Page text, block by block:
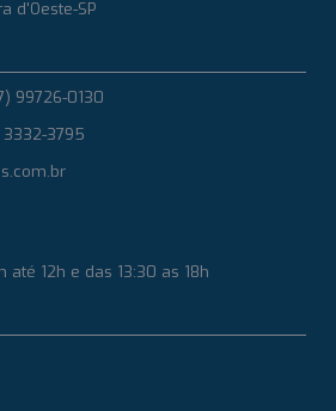
d'Oeste-SP
99726-0130
3795
até 12h e das 13:30 as 18h